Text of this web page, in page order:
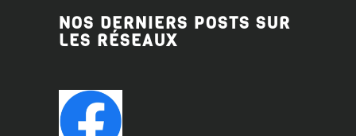
NOS DERNIERS POSTS SUR
LES RÉSEAUX